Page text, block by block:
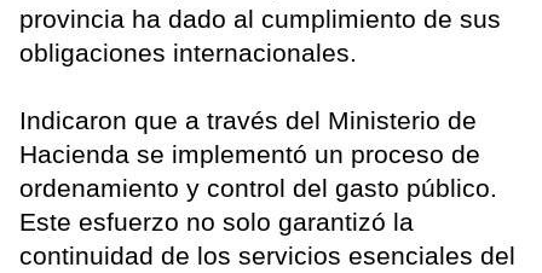
provincia ha dado al cumplimiento de sus
obligaciones internacionales.
Indicaron que a través del Ministerio de
Hacienda se implementó un proceso de
ordenamiento y control del gasto público.
Este esfuerzo no solo garantizó la
continuidad de los servicios esenciales del